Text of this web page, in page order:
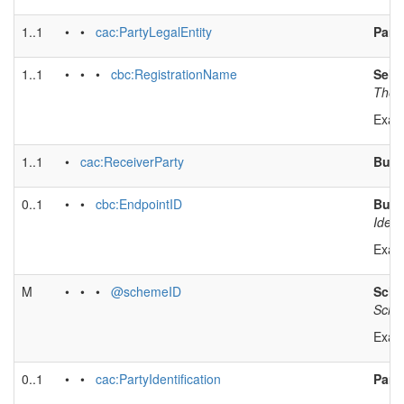
1..1 • • cac:PartyLegalEntity
1..1 • • • cbc:RegistrationName
The
1..1 • cac:ReceiverParty
0..1 • • cbc:EndpointID
M • • • @schemeID
0..1 • • cac:PartyIdentification